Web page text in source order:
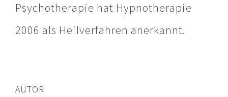
Psychotherapie hat Hypnotherapie
2006 als Heilverfahren anerkannt.
AUTOR